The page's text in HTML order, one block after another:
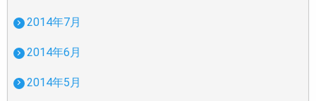
2014年7月
2014年6月
2014年5月